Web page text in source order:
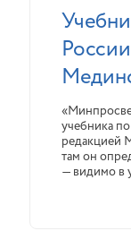
учебника
редакцией
там он
— видимо в